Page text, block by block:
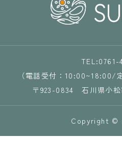
TEL:0761-
（電話受付：10:00~18:00/
〒923-0834 石川県小松
Copyright ©